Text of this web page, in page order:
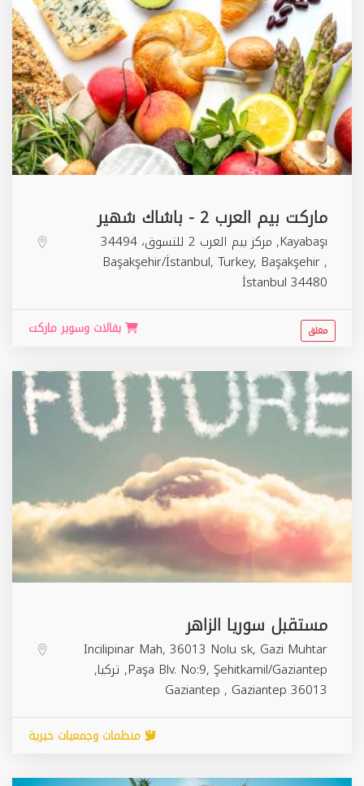
ماركت بيم العرب 2 - باشاك شهير
Kayabaşı, مركز بيم العرب 2 للتسوق، 34494
Başakşehir/İstanbul, Turkey, Başakşehir,
İstanbul 34480
بقالات وسوبر ماركت مغلق
مستقبل سوريا الزاهر
Incilipinar Mah, 36013 Nolu sk, Gazi Muhtar
Paşa Blv. No:9, Şehitkamil/Gaziantep, تركيا,
Gaziantep , Gaziantep 36013
منظمات وجمعيات خيرية